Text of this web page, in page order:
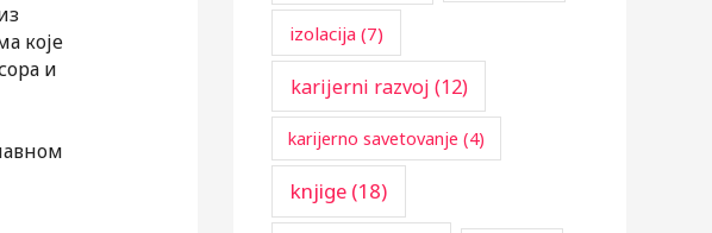
које
и
izolacija (7)
karijerni razvoj (12)
karijerno savetovanje (4)
knjige (18)